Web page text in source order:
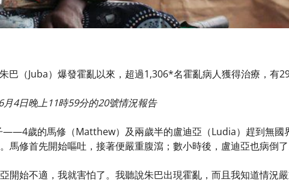
巴（Juba）爆發霍亂以來，超過1,306*名霍亂病人獲得治療，有29
4日晚上11時59分的20號情況報告
歲的馬修（Matthew）及兩歲半的盧迪亞（Ludia）趕到無國
馬修首先開始嘔吐，接著便嚴重腹瀉；數小時後，盧迪亞也病倒了
開始不適，我就害怕了。我聽說朱巴出現霍亂，而且我知道情況